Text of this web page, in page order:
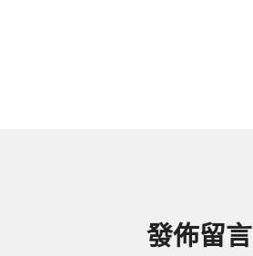
發佈留言